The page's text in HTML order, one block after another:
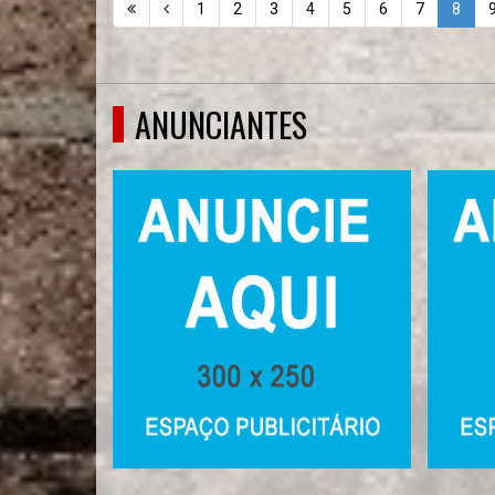
1 2 3 4 5 6 7 8
ANUNCIANTES